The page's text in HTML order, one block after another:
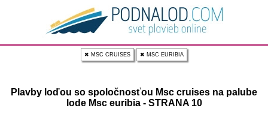
✖ MSC CRUISES ✖ MSC EURIBIA
Plavby loďou so spoločnosťou Msc cruises na palube
lode Msc euribia - STRANA 10